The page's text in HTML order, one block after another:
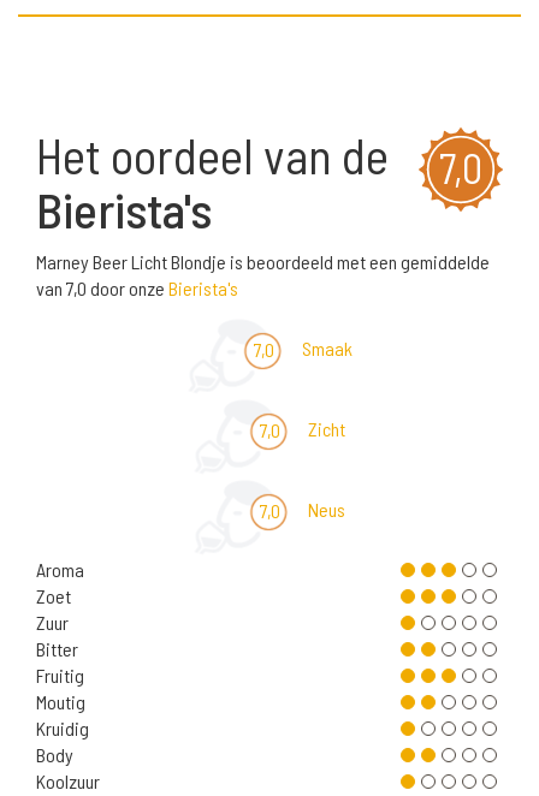
7,0
Het oordeel van de
Bierista's
Marney Beer Licht Blondje is beoordeeld met een gemiddelde
van 7,0 door onze Bierista's
7,0 Smaak
7,0 Zicht
7,0 Neus
Aroma
Zoet
Zuur
Bitter
Fruitig
Moutig
Kruidig
Body
Koolzuur